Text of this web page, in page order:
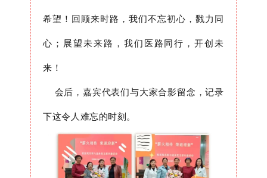
希望！回顾来时路，我们不忘初心，戮力同
心；展望未来路，我们医路同行，开创未
来！
会后，嘉宾代表们与大家合影留念，记录
下这令人难忘的时刻。